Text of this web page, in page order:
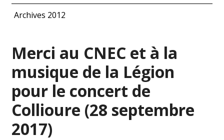
Archives 2012
Merci au CNEC et à la
musique de la Légion
pour le concert de
Collioure (28 septembre
2017)